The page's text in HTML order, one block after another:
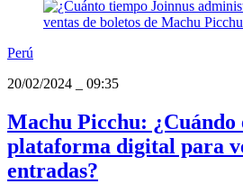
Perú
20/02/2024
09:35
Machu Picchu: ¿Cuándo
plataforma digital para
entradas?